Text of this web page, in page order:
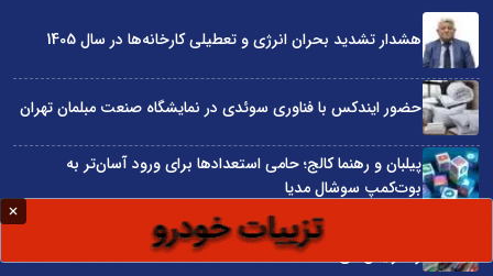
هشدار تشدید بحران انرژی و تعطیلی کارخانه‌ها در سال 1405
حضور ایندکس با فناوری سوئدی در نمایشگاه صنعت مبلمان تهران
پیلبان و رهنما کالج؛ حامی استعدادها برای ورود آسان‌تر به
بوت‌کمپ سوشال مدیا
واردات مستقیم از چین؛ چگونه حذف واسطه‌ها سود کسب‌وکارها
را افزایش می‌دهد؟